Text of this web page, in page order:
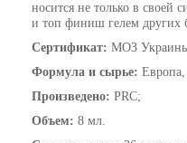
носится не только в своей
и топ финиш гелем других
Сертификат: МОЗ
Формула и сырье:
Произведено: PRC;
Объем: 8 мл.